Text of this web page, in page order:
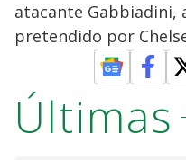
atacante Gabbiadini,
pretendido por
Últimas